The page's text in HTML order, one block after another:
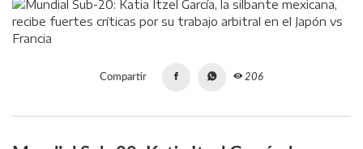
Compartir 206